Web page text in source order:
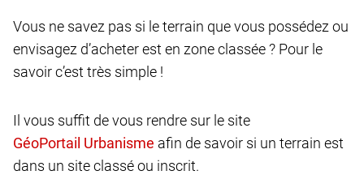
Vous ne savez pas si le terrain que vous possédez ou
envisagez d’acheter est en zone classée ? Pour le
savoir c’est très simple !
Il vous suffit de vous rendre sur le site
afin de savoir si un terrain est
dans un site classé ou inscrit.